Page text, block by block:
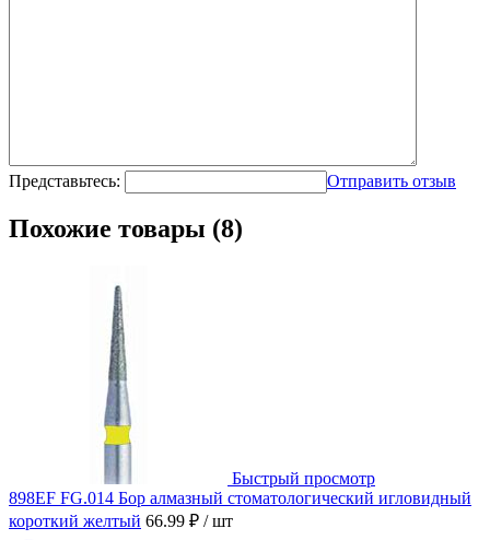
Представьтесь: Отправить отзыв
Похожие товары (8)
Быстрый просмотр
898EF FG.014 Бор алмазный стоматологический игловидный
короткий желтый 66.99 ₽ / шт